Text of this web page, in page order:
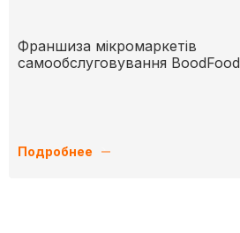
Франшиза мікромаркетів
самообслуговування BoodFood
Подробнее